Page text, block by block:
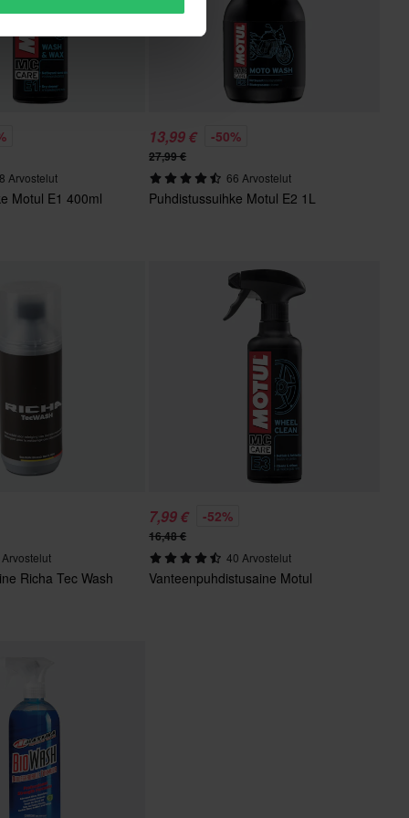
Arvostelut
Motul E1 400ml
13,99 € -50%
27,99 €
66 Arvostelut
Puhdistussuihke Motul E2 1L
Richa Tec Wash
7,99 € -52%
16,48 €
40 Arvostelut
Vanteenpuhdistusaine Motul